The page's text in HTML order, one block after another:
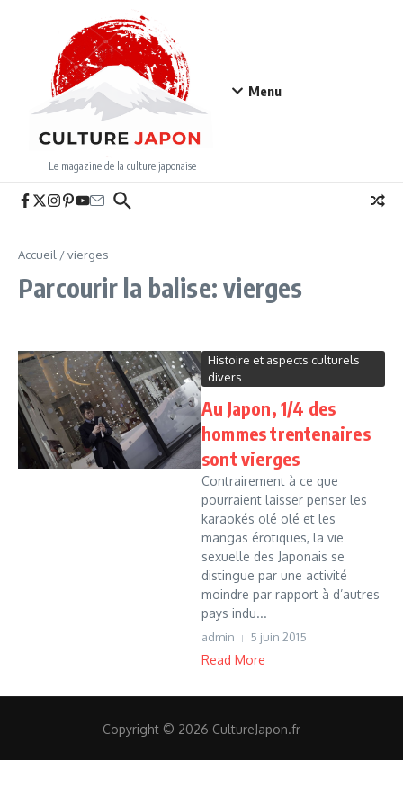
Le magazine de la culture japonaise
Menu
Accueil /vierges
Parcourir la balise: vierges
Histoire et aspects culturels
divers
Au Japon, 1/4 des
hommes trentenaires
sont vierges
Contrairement à ce que
pourraient laisser penser les
karaokés olé olé et les
mangas érotiques, la vie
sexuelle des Japonais se
distingue par une activité
moindre par rapport à d’autres
pays indu...
admin 5 juin 2015
Read More